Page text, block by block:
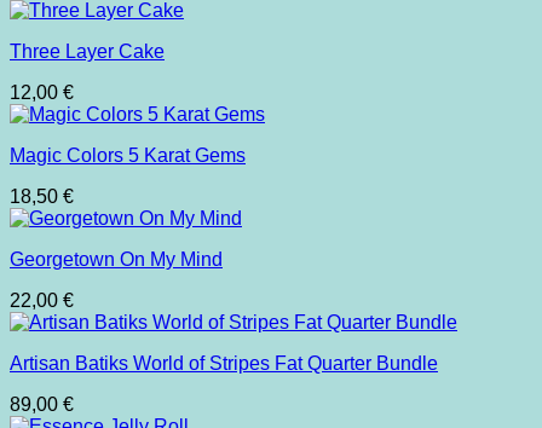
Three Layer Cake
12,00 €
Magic Colors 5 Karat Gems
18,50 €
Georgetown On My Mind
22,00 €
Artisan Batiks World of Stripes Fat Quarter Bundle
89,00 €